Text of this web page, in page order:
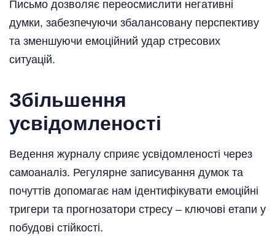
Письмо дозволяє переосмислити негативні
думки, забезпечуючи збалансовану перспективу
та зменшуючи емоційний удар стресових
ситуацій.
Збільшення
усвідомленості
Ведення журналу сприяє усвідомленості через
самоаналіз. Регулярне записування думок та
почуттів допомагає нам ідентифікувати емоційні
тригери та прогнозатори стресу – ключові етапи у
побудові стійкості.